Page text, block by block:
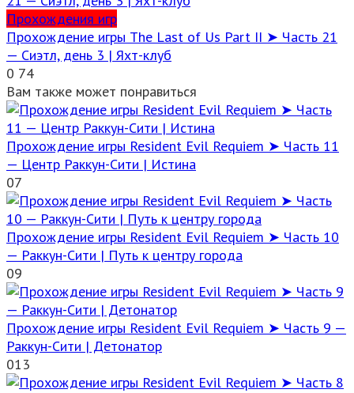
Прохождения игр
Прохождение игры The Last of Us Part II ➤ Часть 21
— Сиэтл, день 3 | Яхт-клуб
0 74
Вам также может понравиться
Прохождение игры Resident Evil Requiem ➤ Часть 11
— Центр Раккун-Сити | Истина
07
Прохождение игры Resident Evil Requiem ➤ Часть 10
— Раккун-Сити | Путь к центру города
09
Прохождение игры Resident Evil Requiem ➤ Часть 9 —
Раккун-Сити | Детонатор
013